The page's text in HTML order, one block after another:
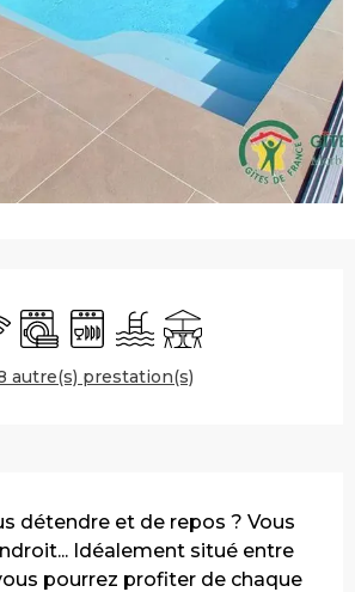
Lave lingeLave vaisselle
PiscineTerrasse
autre(s) prestation(s)
détendre et de repos ? Vous
Idéalement situé entre
pourrez profiter de chaque